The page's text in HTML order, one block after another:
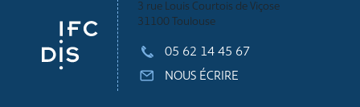
3 rue Louis Courtois de Viçose
31100 Toulouse
05 62 14 45 67
NOUS ÉCRIRE